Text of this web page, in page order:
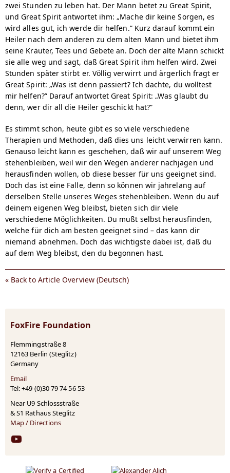
zwei Stunden zu leben hat. Der Mann betet zu Great Spirit,
und Great Spirit antwortet ihm: „Mache dir keine Sorgen, es
wird alles gut, ich werde dir helfen.” Kurz darauf kommt ein
Heiler nach dem anderen zu dem alten Mann und bietet ihm
seine Kräuter, Tees und Gebete an. Doch der alte Mann schickt
sie alle weg und sagt, daß Great Spirit ihm helfen wird. Zwei
Stunden später stirbt er. Völlig verwirrt und ärgerlich fragt er
Great Spirit: „Was ist denn passiert? Ich dachte, du wolltest
mir helfen?” Darauf antwortet Great Spirit: „Was glaubt du
denn, wer dir all die Heiler geschickt hat?”
Es stimmt schon, heute gibt es so viele verschiedene
Therapien und Methoden, daß dies uns leicht verwirren kann.
Genauso leicht kann es geschehen, daß wir auf unserem Weg
stehenbleiben, weil wir den Wegen anderer nachjagen und
herausfinden wollen, ob diese besser für uns geeignet sind.
Doch das ist eine Falle, denn so können wir jahrelang auf
derselben Stelle unseres Weges stehenbleiben. Wenn du auf
deinem eigenen Weg bleibst, bieten sich dir viele
verschiedene Möglichkeiten. Du mußt selbst herausfinden,
welche für dich am besten geeignet sind – das kann dir
niemand abnehmen. Doch das wichtigste dabei ist, daß du
auf dem Weg bleibst, den du begonnen hast.
« Back to Article Overview (Deutsch)
FoxFire Foundation
Flemmingstraße 8
12163 Berlin (Steglitz)
Germany
Email
Tel:+49 (0)30 79 74 56 53
Near U9 Schlossstraße
& S1 Rathaus Steglitz
Map / Directions
YouTube